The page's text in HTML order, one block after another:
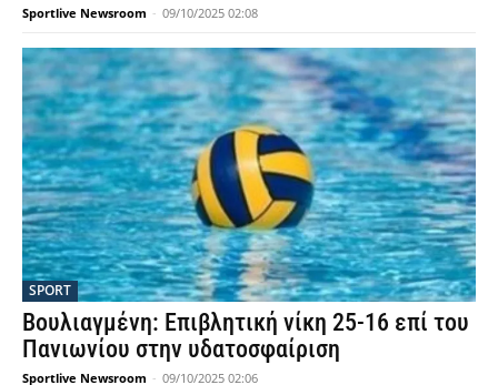
Sportlive Newsroom - 09/10/2025 02:08
SPORT
Βουλιαγμένη: Επιβλητική νίκη 25-16 επί του
Πανιωνίου στην υδατοσφαίριση
Sportlive Newsroom - 09/10/2025 02:06